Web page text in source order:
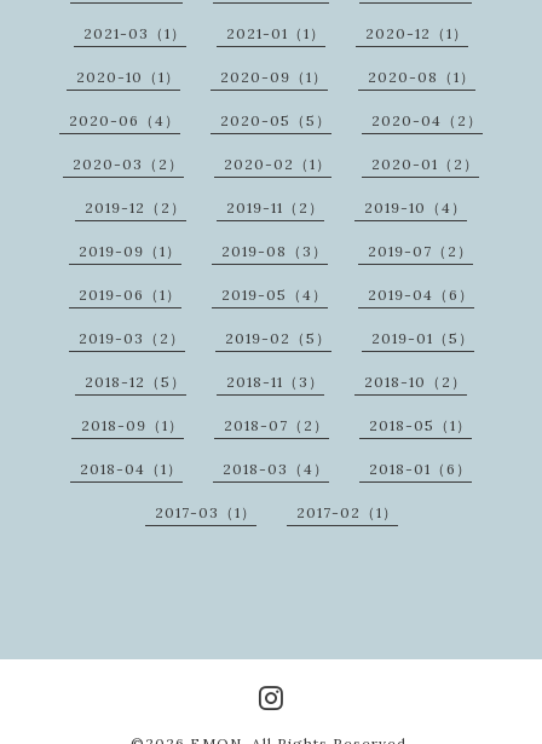
2021-03（1） 2021-01（1） 2020-12（1）
2020-10（1） 2020-09（1） 2020-08（1）
2020-06（4） 2020-05（5） 2020-04（2）
2020-03（2） 2020-02（1） 2020-01（2）
2019-12（2） 2019-11（2） 2019-10（4）
2019-09（1） 2019-08（3） 2019-07（2）
2019-06（1） 2019-05（4） 2019-04（6）
2019-03（2） 2019-02（5） 2019-01（5）
2018-12（5） 2018-11（3） 2018-10（2）
2018-09（1） 2018-07（2） 2018-05（1）
2018-04（1） 2018-03（4） 2018-01（6）
2017-03（1） 2017-02（1）